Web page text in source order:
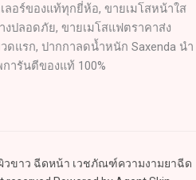
อร์ของแท้ทุกยี่ห้อ, ขายเมโสหน้าใส
ปลอดภัย, ขายเมโสแฟตราคาส่ง
แรก, ปากกาลดน้ำหนัก Saxenda นำ
ารันตีของแท้ 100%
ขาว ฉีดหน้า เวชภัณฑ์ความงามยาฉีด